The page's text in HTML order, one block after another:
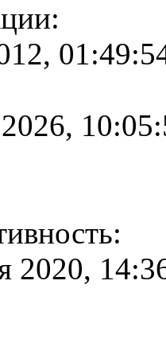
2020,